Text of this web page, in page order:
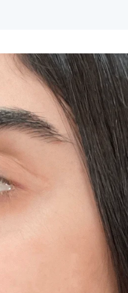
טוב לדעת:
רכיבים בדירוג EWG 1–3
ללא בישום סינתטי
נבדק